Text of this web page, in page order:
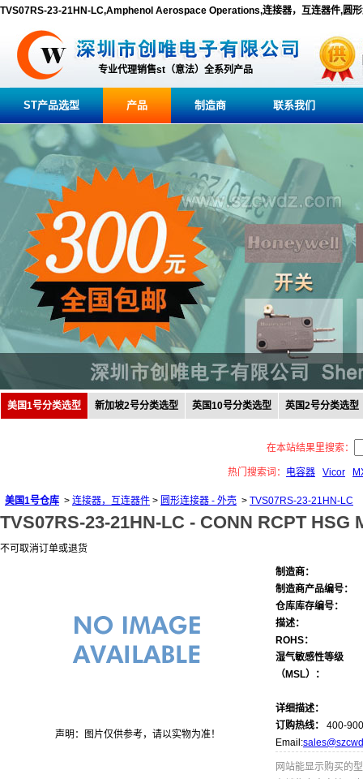
TVS07RS-23-21HN-LC,Amphenol Aerospace Operations,连接器，互连器件,圆形
专业代理销售st（意法）全系列产品
ST产品选型 产品 制造商 联系我们
美国1号分类选型 新加坡2号分类选型 英国10号分类选型 英国2号分类选型
在本站结果里搜索：
热门搜索词： 电容器 Vicor
美国1号仓库 > 连接器，互连器件 > 圆形连接器 - 外壳 > TVS07RS-23-21HN-LC
TVS07RS-23-21HN-LC - CONN RCPT HSG
不可取消订单或退货
声明：图片仅供参考，请以实物为准！
制造商：
制造商产品编号：
仓库库存编号：
描述：
ROHS：
湿气敏感性等级
（MSL）：
详细描述：
订购热线：
400-
Email:
网站能显示购买的